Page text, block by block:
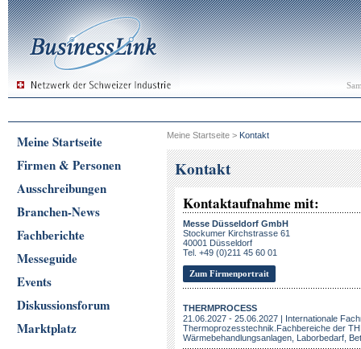
Meine Startseite
Firmen & Personen
Ausschreibungen
Branchen-News
Fachberichte
Messeguide
Events
Diskussionsforum
Marktplatz
Meine Startseite > Kontakt
Kontakt
Kontaktaufnahme mit:
Messe Düsseldorf GmbH
Stockumer Kirchstrasse 61
40001 Düsseldorf
Tel. +49 (0)211 45 60 01
Zum Firmenportrait
THERMPROCESS
21.06.2027 - 25.06.2027 | Internationale
Thermoprozesstechnik.Fachbereiche der
Wärmebehandlungsanlagen, Laborbedarf,